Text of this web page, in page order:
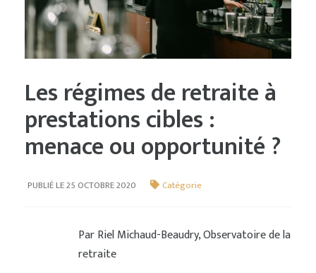
SERVICES DE L'OR
VOIR LE DERNIER BULLETIN
Les régimes de retraite à
prestations cibles :
menace ou opportunité ?
PUBLIÉ LE 25 OCTOBRE 2020 Catégorie
Par Riel Michaud-Beaudry, Observatoire de la
retraite